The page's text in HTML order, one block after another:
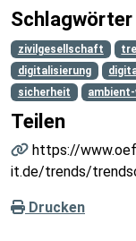
Schlagwörter
zivilgesellschaft
digitalisierung
sicherheit
Teilen
https://
it.de/trends/
Drucken